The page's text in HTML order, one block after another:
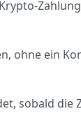
ohne ein
sobald die